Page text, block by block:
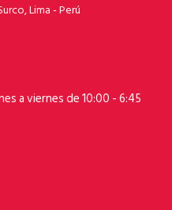
Lima - Perú
a viernes de 10:00 - 6:45